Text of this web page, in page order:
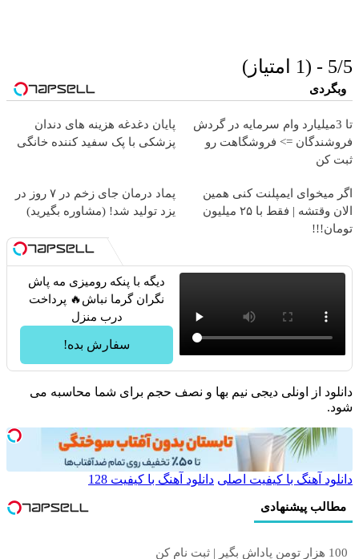
5/5 - (1 امتیاز)
وبگردی
تا 3میلیارد وام سرمایه در گردش
فروشندگان => فروشگاهت رو
ثبت کن
پایان دغدغه هزینه های دندان
پزشکی با پک سفید کننده خانگی
اگر میخوای ایمپلنت کنی همین
الان وقتشه | فقط با ۲۵ میلیون
تومان!!!
پماد درمان جای زخم در ۷ روز در
یزد تولید شد! (مشاوره بگیرید)
دیگه با پنکه رومیزی مه پاش
نگران گرما نباش🔥 پرداخت
درب منزل
سفارش بده!
دانلود از اونلی دیجی نیم بها و نصف حجم برای شما محاسبه می
شود.
دانلود آهنگ با کیفیت اصلی دانلود آهنگ با کیفیت 128
مطالب پیشنهادی
100 هزار تومن پاداش بگیر | ثبت نام کن